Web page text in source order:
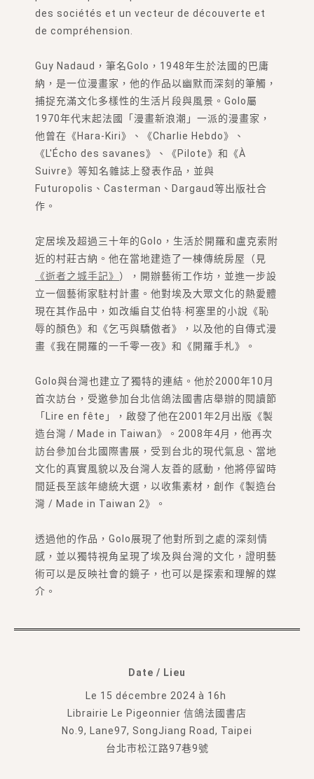
des sociétés et un vecteur de découverte et
de compréhension.
Guy Nadaud，筆名Golo，1948年生於法國的巴庸
納，是一位漫畫家，他的作品以幽默而深刻的筆觸，
捕捉充滿文化多樣性的生活片段與風景。Golo屬
1970年代末起法國「漫畫新浪潮」一派的漫畫家，
他曾在《Hara-Kiri》、《Charlie Hebdo》、
《L'Écho des savanes》、《Pilote》和《À
Suivre》等知名雜誌上發表作品，並與
Futuropolis、Casterman、Dargaud等出版社合
作。
定居埃及超過三十年的Golo，生活於開羅和盧克索附
近的村莊古納。他在當地建造了一棟傳統房屋（見
《逝者之城手記》 ），開辦藝術工作坊，並進一步設
立一個藝術家駐村計畫。他對埃及大眾文化的熱愛體
現在其作品中，如改編自艾伯特‧柯塞里的小說《恥
辱的顏色》和《乞丐與驕傲者》，以及他的自傳式漫
畫《我在開羅的一千零一夜》和《開羅手札》。
Golo與台灣也建立了獨特的連結。他於2000年10月
首次訪台，受邀參加台北信鴿法國書店舉辦的閱讀節
「Lire en fête」，啟發了他在2001年2月出版《製
造台灣 / Made in Taiwan》。2008年4月，他再次
訪台參加台北國際書展，受到台北的現代氣息、當地
文化的真實風貌以及台灣人友善的感動，他將停留時
間延長至該年總統大選，以收集素材，創作《製造台
灣 / Made in Taiwan 2》。
透過他的作品，Golo展現了他對所到之處的深刻情
感，並以獨特視角呈現了埃及與台灣的文化，證明藝
術可以是反映社會的鏡子，也可以是探索和理解的媒
介。
Date / Lieu
Le 15 décembre 2024 à 16h
Librairie Le Pigeonnier 信鴿法國書店
No.9, Lane97, SongJiang Road, Taipei
台北市松江路97巷9號